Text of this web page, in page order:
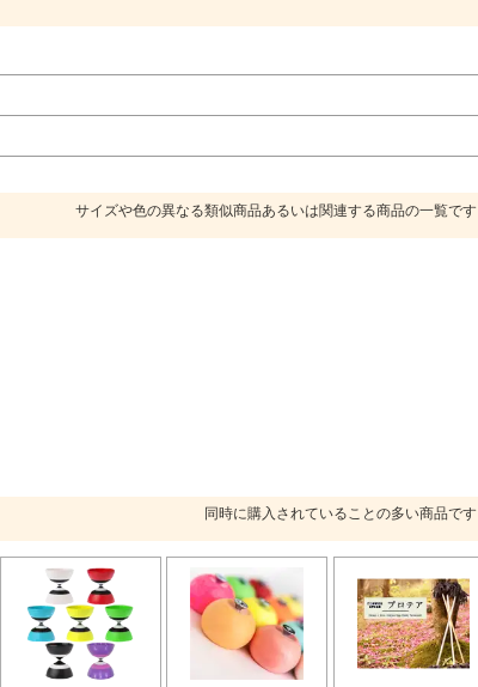
サイズや色の異なる類似商品あるいは関連する商品の一覧です
同時に購入されていることの多い商品です